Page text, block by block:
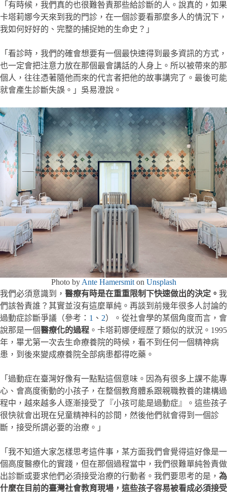
「有時候，我們真的也很難咎責那些給診斷的人。說真的，如果
卡塔莉娜今天來到我的門診，在一個診要看那麼多人的情況下，
我如何好好的、完整的捕捉她的生命史？」
「看診時，我們的確會想要有一個最快速得到最多資訊的方式，
也一定會把注意力放在那個最會講話的人身上。所以被帶來的那
個人，往往憑著隨他而來的代言者把他的故事講完了。最後可能
就會產生診斷失誤。」吳易澄說。
Photo by Ante Hamersmiton Unsplash
我們必須意識到， 醫療有時是在重重限制下快速做出的決定。 我
們該咎責誰？其實並沒有這麼單純。再談到前幾年很多人討論的
過動症診斷爭議（參考： 1 、 2）。從社會學的某個角度而言，會
說那是一個醫療化的過程 。卡塔莉娜便經歷了類似的狀況。1995
年，畢尤第一次去生命療養院的時候，看不到任何一個精神病
患，到後來變成療養院全部病患都得吃藥。
「過動症在臺灣好像有一點點這個意味。因為有很多上課不能專
心、會高度衝動的小孩子，在整個教育體系跟親職教養的建構過
程中，越來越多人逐漸接受了『小孩可能是過動症』。這些孩子
很快就會出現在兒童精神科的診間，然後他們就會得到一個診
斷，接受所謂必要的治療。」
「我不知道大家怎樣思考這件事，某方面我們會覺得這好像是一
個高度醫療化的實踐，但在那個過程當中，我們很難單純咎責做
出診斷或要求他們必須接受治療的行動者。我們要思考的是， 為
什麼在目前的臺灣社會教育現場，這些孩子容易被看成必須接受